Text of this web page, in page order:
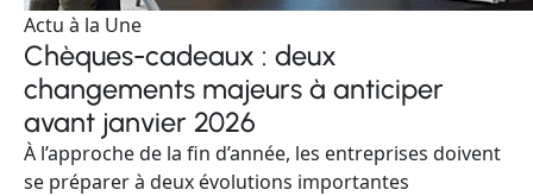
Actu à la Une
Chèques-cadeaux : deux
changements majeurs à anticiper
avant janvier 2026
À l’approche de la fin d’année, les entreprises doivent
se préparer à deux évolutions importantes